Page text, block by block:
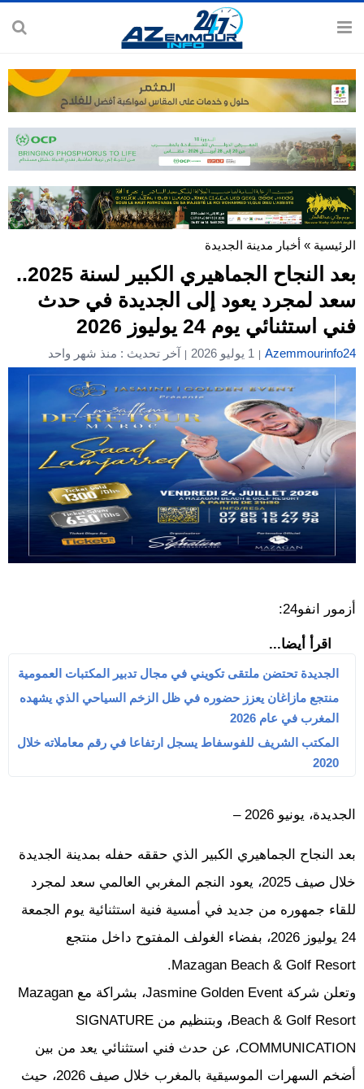
الرئيسية » أخبار مدينة الجديدة
بعد النجاح الجماهيري الكبير لسنة 2025..
سعد لمجرد يعود إلى الجديدة في حدث
فني استثنائي يوم 24 يوليوز 2026
Azemmourinfo24 1 يوليو 2026 آخر تحديث : منذ شهر واحد
أزمور انفو24:
اقرأ أيضا...
الجديدة تحتضن ملتقى تكويني في مجال تدبير المكتبات العمومية
منتجع مازاغان يعزز حضوره في ظل الزخم السياحي الذي يشهده
المغرب في عام 2026
المكتب الشريف للفوسفاط يسجل ارتفاعا في رقم معاملاته خلال
2020
الجديدة، يونيو 2026 –
بعد النجاح الجماهيري الكبير الذي حققه حفله بمدينة الجديدة
خلال صيف 2025، يعود النجم المغربي العالمي سعد لمجرد
للقاء جمهوره من جديد في أمسية فنية استثنائية يوم الجمعة
24 يوليوز 2026، بفضاء الغولف المفتوح داخل منتجع
Mazagan Beach & Golf Resort.
وتعلن شركة Jasmine Golden Event، بشراكة مع Mazagan
Beach & Golf Resort، وبتنظيم من SIGNATURE
COMMUNICATION، عن حدث فني استثنائي يعد من بين
أضخم السهرات الموسيقية بالمغرب خلال صيف 2026، حيث